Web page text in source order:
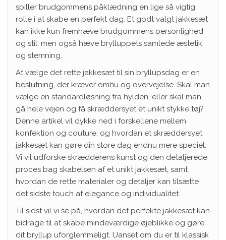
spiller brudgommens påklædning en lige så vigtig
rolle i at skabe en perfekt dag. Et godt valgt jakkesæt
kan ikke kun fremhæve brudgommens personlighed
og stil, men også hæve brylluppets samlede æstetik
og stemning.
At vælge det rette jakkesæt til sin bryllupsdag er en
beslutning, der kræver omhu og overvejelse. Skal man
vælge en standardløsning fra hylden, eller skal man
gå hele vejen og få skræddersyet et unikt stykke tøj?
Denne artikel vil dykke ned i forskellene mellem
konfektion og couture, og hvordan et skræddersyet
jakkesæt kan gøre din store dag endnu mere speciel.
Vi vil udforske skrædderens kunst og den detaljerede
proces bag skabelsen af et unikt jakkesæt, samt
hvordan de rette materialer og detaljer kan tilsætte
det sidste touch af elegance og individualitet.
Til sidst vil vi se på, hvordan det perfekte jakkesæt kan
bidrage til at skabe mindeværdige øjeblikke og gøre
dit bryllup uforglemmeligt. Uanset om du er til klassisk